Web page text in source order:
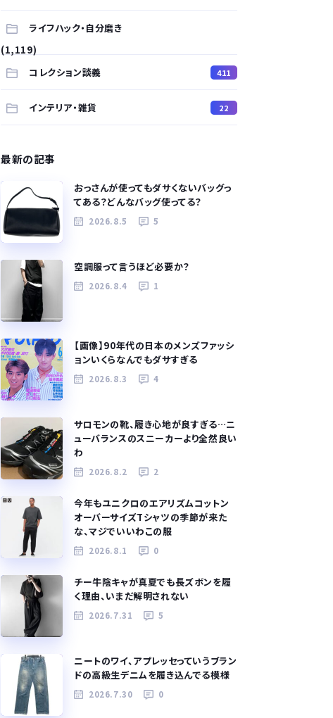
ライフハック・自分磨き
(1,119)
コレクション談義
411
インテリア・雑貨 22
最新の記事
おっさんが使ってもダサくないバッグっ
てある？どんなバッグ使ってる？
2026.8.5 5
空調服って言うほど必要か？
2026.8.4 1
【画像】90年代の日本のメンズファッシ
ョンいくらなんでもダサすぎる
2026.8.3 4
サロモンの靴、履き心地が良すぎる…ニ
ューバランスのスニーカーより全然良い
わ
2026.8.2 2
今年もユニクロのエアリズムコットン
オーバーサイズTシャツの季節が来た
な、マジでいいわこの服
2026.8.1 0
チー牛陰キャが真夏でも長ズボンを履
く理由、いまだ解明されない
2026.7.31 5
ニートのワイ、アプレッセっていうブラン
ドの高級生デニムを履き込んでる模様
2026.7.30 0